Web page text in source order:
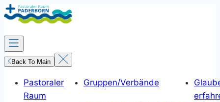
Zum
Inhalt
springen
Back To Main
Pastoraler
Raum
Gruppen/Verbände